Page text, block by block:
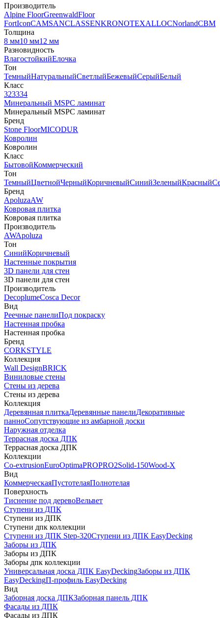
Производитель
Alpine FloorGreenwaldFloor
FortIconCAMSANCLASSENKRONOTEXALLOCNorlandCBM
Толщина
8 мм10 мм12 мм
Разновидность
ВлагостойкийЕлочка
Тон
ТемныйНатуральныйСветлыйБежевыйСерыйБелый
Класс
323334
Минеральный MSPC ламинат
Минеральный MSPC ламинат
Бренд
Stone FloorMICODUR
Ковролин
Ковролин
Класс
БытовойКоммерческий
Тон
ТемныйЦветнойЧерныйКоричневыйСинийЗеленыйКрасный
Бренд
ApoluzaAW
Ковровая плитка
Ковровая плитка
Производитель
AWApoluza
Тон
СинийКоричневый
Настенные покрытия
3D панели для стен
3D панели для стен
Производитель
DecoplumeCosca Decor
Вид
Реечные панелиПод покраску
Настенная пробка
Настенная пробка
Бренд
CORKSTYLE
Коллекция
Wall DesignBRICK
Виниловые стены
Стены из дерева
Стены из дерева
Коллекция
Деревянная плиткаДеревянные панелиДекоративные
панноСопутствующие из амбарной доски
Наружная отделка
Террасная доска ДПК
Террасная доска ДПК
Коллекции
Co-extrusionEuroOptimaPROPRO2Solid-150Wood-X
Вид
КоммерческаяПустотелаяПолнотелая
Поверхность
Тиснение под деревоВельвет
Ступени из ДПК
Ступени из ДПК
Ступени дпк коллекции
Ступени из ДПК Step-320Ступени из ДПК EasyDecking
Заборы из ДПК
Заборы из ДПК
Заборы дпк коллекции
Универсальная доска ДПК EasyDeckingЗаборы из ДПК
EasyDeckingП-профиль EasyDecking
Вид
Заборная доска ДПКЗаборная панель ДПК
Фасады из ДПК
Фасады из ДПК